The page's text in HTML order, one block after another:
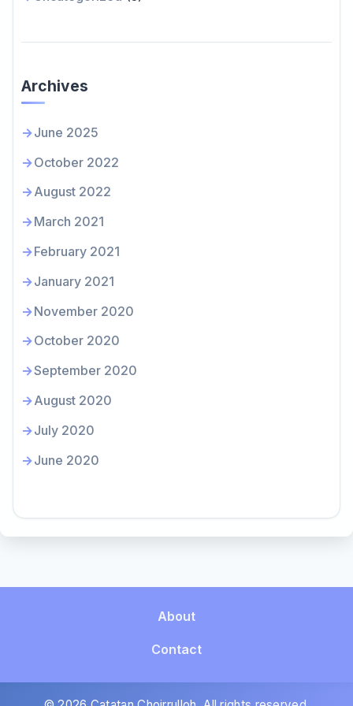
Archives
June 2025
October 2022
August 2022
March 2021
February 2021
January 2021
November 2020
October 2020
September 2020
August 2020
July 2020
June 2020
About
Contact